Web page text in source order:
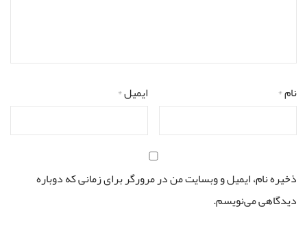
نام* ایمیل*
ذخیره نام، ایمیل و وبسایت من در مرورگر برای زمانی که دوباره
دیدگاهی می‌نویسم.